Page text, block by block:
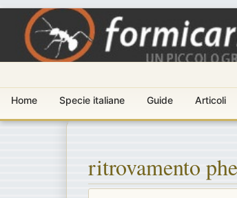
Home Specie italiane Guide Articoli
ritrovamento